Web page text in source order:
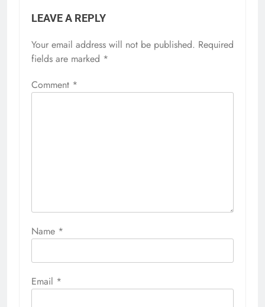
LEAVE A REPLY
Your email address will not be published. Required
fields are marked *
Comment *
Name *
Email *